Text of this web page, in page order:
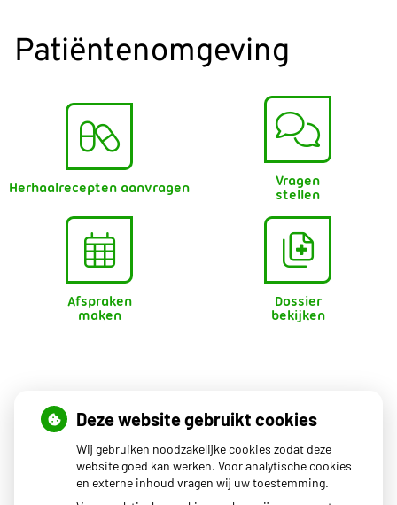
Patiëntenomgeving
Herhaalrecepten aanvragen
Vragen
stellen
Afspraken
maken
Dossier
bekijken
Openingstijden
08.00 - 17.00
08.00 - 17.00
Deze website gebruikt cookies
Wij gebruiken noodzakelijke cookies zodat deze
website goed kan werken. Voor analytische cookies
en externe inhoud vragen wij uw toestemming.